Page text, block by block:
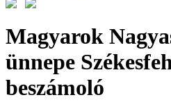
Magyarok
ünnepe
beszámoló